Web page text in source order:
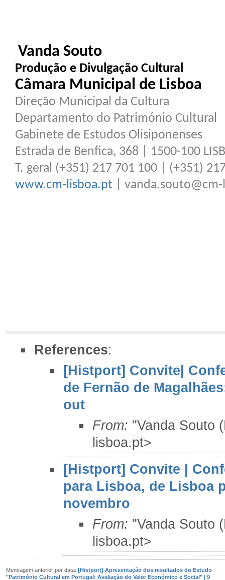
Vanda Souto
Produção e Divulgação Cultural
Câmara Municipal de Lisboa
Direção Municipal da Cultura
Departamento do Património Cultural
Gabinete de Estudos Olisiponenses
Estrada de Benfica, 368 | 1500-100
T. geral (+351) 217 701 100 | (+351)
www.cm-lisboa.pt |
References:
[Histport] Convite|
de Fernão de
out
From: "Vanda Souto
lisboa.pt>
[Histport] Convite |
para Lisboa, de Lisboa
novembro
From: "Vanda Souto
lisboa.pt>
Mensagem anterior por data: [Histport] Apresentação dos resultados do Estudo
"Património Cultural em Portugal: Avaliação do Valor Económico e Social" | 9